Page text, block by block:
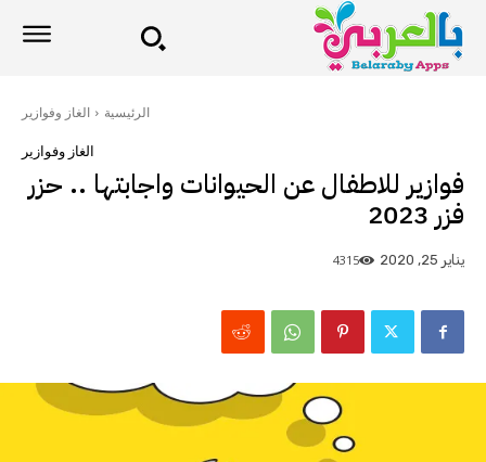
الرئيسية الغاز وفوازير
الغاز وفوازير
فوازير للاطفال عن الحيوانات واجابتها .. حزر
فزر 2023
يناير 25, 2020 4315